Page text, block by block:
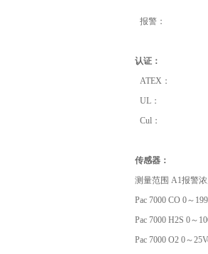
报警：
认证：
ATEX：
UL：
Cul：
传感器：
测量范围 A1报警
Pac 7000 CO 0～
Pac 7000 H2S 0～
Pac 7000 O2 0～